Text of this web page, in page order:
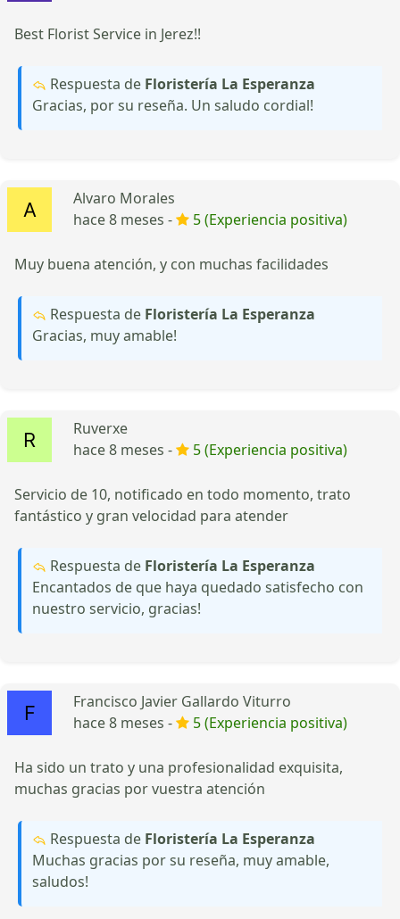
Best Florist Service in Jerez!!
Respuesta de Floristería La Esperanza
Gracias, por su reseña. Un saludo cordial!
Alvaro Morales
hace 8 meses -
5 (Experiencia positiva)
Muy buena atención, y con muchas facilidades
Respuesta de Floristería La Esperanza
Gracias, muy amable!
Ruverxe
hace 8 meses -
5 (Experiencia positiva)
Servicio de 10, notificado en todo momento, trato
fantástico y gran velocidad para atender
Respuesta de Floristería La Esperanza
Encantados de que haya quedado satisfecho con
nuestro servicio, gracias!
Francisco Javier Gallardo Viturro
hace 8 meses -
5 (Experiencia positiva)
Ha sido un trato y una profesionalidad exquisita,
muchas gracias por vuestra atención
Respuesta de Floristería La Esperanza
Muchas gracias por su reseña, muy amable,
saludos!